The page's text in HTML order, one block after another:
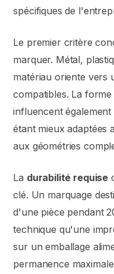
spécifiques de
Le premier critère
marquer. Métal,
matériau oriente vers
compatibles. La forme
influencent
étant mieux adaptées
aux géométries
La durabilité requise
clé. Un marquage
d'une pièce pendant
technique qu'une
sur un emballage
permanence